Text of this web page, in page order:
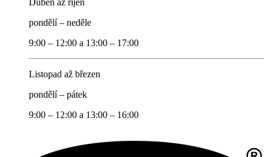
Duben až říjen
pondělí – neděle
9:00 – 12:00 a 13:00 – 17:00
Listopad až březen
pondělí – pátek
9:00 – 12:00 a 13:00 – 16:00